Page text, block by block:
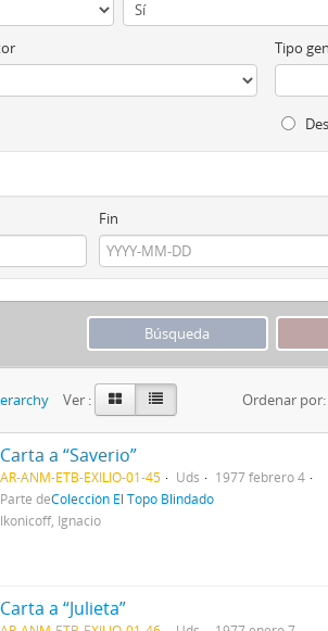
Tipo
Fin
Ver : Ordenar por:
Carta a “Saverio”
AR-ANM-ETB-EXILIO-01-45 Uds
1977 febrero 4
Parte deColección El Topo Blindado
Ikonicoff, Ignacio
Carta a “Julieta”